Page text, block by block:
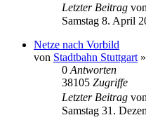
Letzter Beitrag von
Samstag 8. April
Netze nach Vorbild
von Stadtbahn Stuttgart »
0 Antworten
38105 Zugriffe
Letzter Beitrag von
Samstag 31.